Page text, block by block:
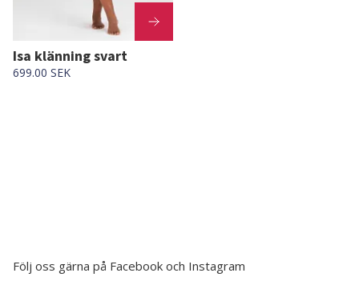
Isa klänning svart
699.00 SEK
Följ oss gärna på Facebook och Instagram